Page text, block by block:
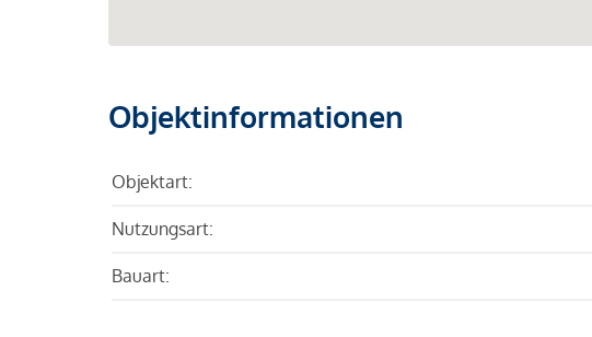
Objektinformationen
Objektart:
Nutzungsart:
Bauart: